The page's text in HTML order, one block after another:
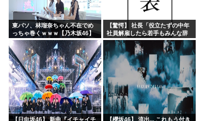
東パソ、林瑠奈ちゃん不在でめ
っちゃ巻くｗｗｗ【乃木坂46】
【驚愕】 社長「役立たずの中年
社員解雇したら若手もみんな辞
めてしまった…」
【日向坂46】 新曲『イチャイチ 【櫻坂46】 流出... これもう付き